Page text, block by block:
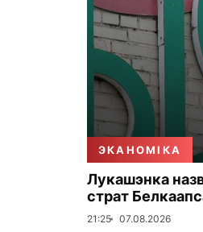
ЭКАНОМІКА
Лукашэнка
страт
21:25 07.08.2026